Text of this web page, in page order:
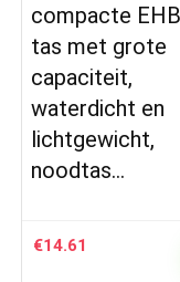
compacte
tas met grote
capaciteit,
waterdicht en
lichtgewicht,
noodtas…
€14.61